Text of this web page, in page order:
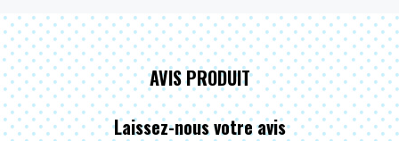
AVIS PRODUIT
Laissez-nous votre avis